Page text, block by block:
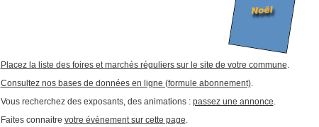
Placez la liste des foires et marchés réguliers sur le site de votre commune.
Consultez nos bases de données en ligne (formule abonnement).
Vous recherchez des exposants, des animations : passez une annonce.
Faites connaitre votre évènement sur cette page.